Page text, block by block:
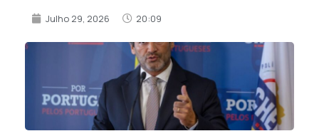
Julho 29, 2026 20:09